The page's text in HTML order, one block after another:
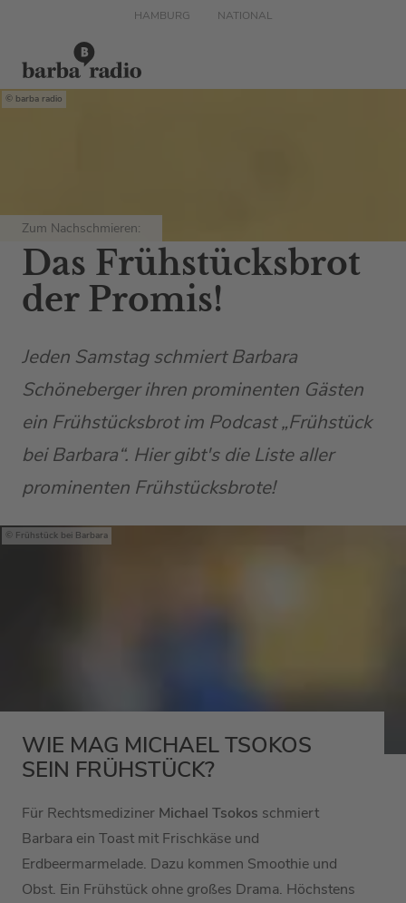
HAMBURG NATIONAL
barba radio
Zum Nachschmieren:
Das Frühstücksbrot
der Promis!
Jeden Samstag schmiert Barbara
Schöneberger ihren prominenten Gästen
ein Frühstücksbrot im Podcast „Frühstück
bei Barbara“. Hier gibt's die Liste aller
prominenten Frühstücksbrote!
Frühstück bei Barbara
WIE MAG MICHAEL TSOKOS
SEIN FRÜHSTÜCK?
Für Rechtsmediziner Michael Tsokos schmiert
Barbara ein Toast mit Frischkäse und
Erdbeermarmelade. Dazu kommen Smoothie und
Obst. Ein Frühstück ohne großes Drama. Höchstens